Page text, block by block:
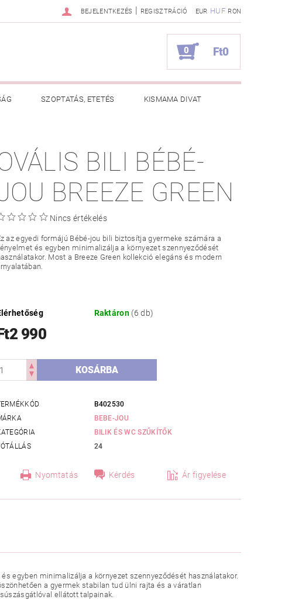
EUR HUF RON
BEJELENTKEZÉS | REGISZTRÁCIÓ
0 Ft0
SZOPTATÁS, ETETÉS KISMAMA DIVAT
HASZNOS TANÁCSOK RENDELÉSEM
BILI BÉBÉ-
BREEZE GREEN
Nincs értékelés
az egyedi formájú Bébé-jou bili biztosítja gyermeke számára a
és egyben minimalizálja a környezet szennyeződését
Most a Breeze Green kollekció elegáns és modern
Raktáron (6 db)
990
B402530
BEBE-JOU
BILIK ÉS WC SZŰKÍTŐK
24
Nyomtatás Kérdés Ár figyelése
egyben minimalizálja a környezet szennyeződését használatakor.
a gyermek stabilan tud ülni rajta és a váratlan
ellátott talpainak.